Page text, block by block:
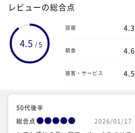
レビューの総合点
4.5 /5
部屋 4.3
朝食 4.6
接客・サービス 4.5
50代後半
総合点
2026/01/17